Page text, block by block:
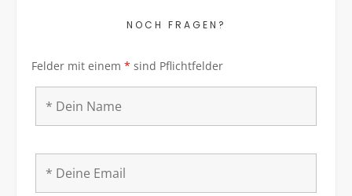
NOCH FRAGEN?
Felder mit einem * sind Pflichtfelder